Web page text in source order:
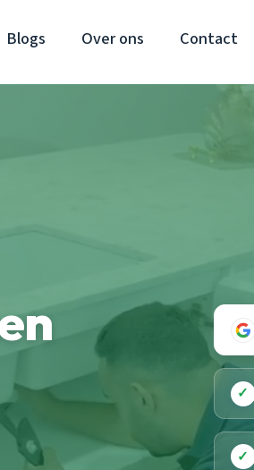
Blogs Over ons Contact
✓
✓